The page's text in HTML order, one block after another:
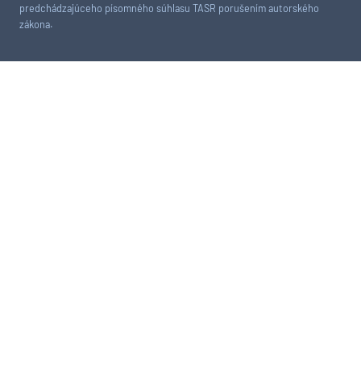
predchádzajúceho písomného súhlasu TASR porušením autorského
zákona.